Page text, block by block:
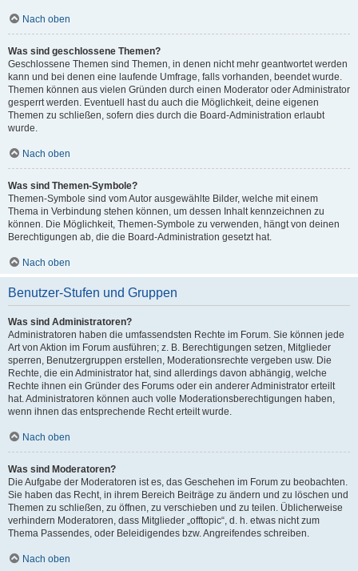
Nach oben
Was sind geschlossene Themen?
Geschlossene Themen sind Themen, in denen nicht mehr geantwortet werden
kann und bei denen eine laufende Umfrage, falls vorhanden, beendet wurde.
Themen können aus vielen Gründen durch einen Moderator oder Administrator
gesperrt werden. Eventuell hast du auch die Möglichkeit, deine eigenen
Themen zu schließen, sofern dies durch die Board-Administration erlaubt
wurde.
Nach oben
Was sind Themen-Symbole?
Themen-Symbole sind vom Autor ausgewählte Bilder, welche mit einem
Thema in Verbindung stehen können, um dessen Inhalt kennzeichnen zu
können. Die Möglichkeit, Themen-Symbole zu verwenden, hängt von deinen
Berechtigungen ab, die die Board-Administration gesetzt hat.
Nach oben
Benutzer-Stufen und Gruppen
Was sind Administratoren?
Administratoren haben die umfassendsten Rechte im Forum. Sie können jede
Art von Aktion im Forum ausführen; z. B. Berechtigungen setzen, Mitglieder
sperren, Benutzergruppen erstellen, Moderationsrechte vergeben usw. Die
Rechte, die ein Administrator hat, sind allerdings davon abhängig, welche
Rechte ihnen ein Gründer des Forums oder ein anderer Administrator erteilt
hat. Administratoren können auch volle Moderationsberechtigungen haben,
wenn ihnen das entsprechende Recht erteilt wurde.
Nach oben
Was sind Moderatoren?
Die Aufgabe der Moderatoren ist es, das Geschehen im Forum zu beobachten.
Sie haben das Recht, in ihrem Bereich Beiträge zu ändern und zu löschen und
Themen zu schließen, zu öffnen, zu verschieben und zu teilen. Üblicherweise
verhindern Moderatoren, dass Mitglieder „offtopic“, d. h. etwas nicht zum
Thema Passendes, oder Beleidigendes bzw. Angreifendes schreiben.
Nach oben